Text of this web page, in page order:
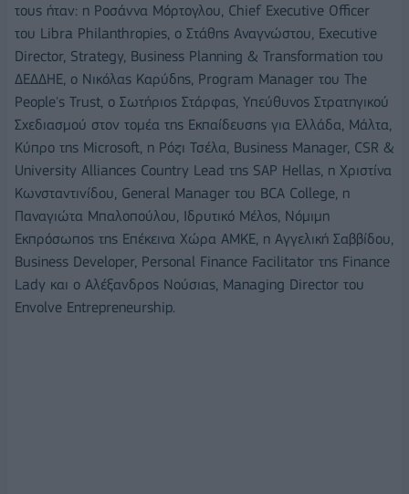
τους ήταν: η Ροσάννα Μόρτογλου, Chief Executive Officer
του Libra Philanthropies, ο Στάθης Αναγνώστου, Executive
Director, Strategy, Business Planning & Transformation του
ΔΕΔΔΗΕ, ο Νικόλας Καρύδης, Program Manager του The
People's Trust, ο Σωτήριος Στάρφας, Υπεύθυνος Στρατηγικού
Σχεδιασμού στον τομέα της Εκπαίδευσης για Ελλάδα, Μάλτα,
Κύπρο της Microsoft, η Ρόζι Τσέλα, Business Manager, CSR &
University Alliances Country Lead της SAP Hellas, η Χριστίνα
Κωνσταντινίδου, General Manager του BCA College, η
Παναγιώτα Μπαλοπούλου, Ιδρυτικό Mέλος, Nόμιμη
Eκπρόσωπος της Eπέκεινα Xώρα ΑMΚΕ, η Αγγελική Σαββίδου,
Business Developer, Personal Finance Facilitator της Finance
Lady και ο Αλέξανδρος Νούσιας, Managing Director του
Envolve Entrepreneurship.